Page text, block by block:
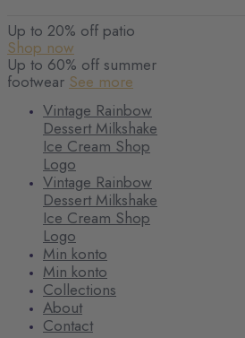
Up to 20% off patio
Shop now
Up to 60% off summer
footwear See more
Vintage Rainbow
Dessert Milkshake
Ice Cream Shop
Logo
Vintage Rainbow
Dessert Milkshake
Ice Cream Shop
Logo
Min konto
Min konto
Collections
About
Contact